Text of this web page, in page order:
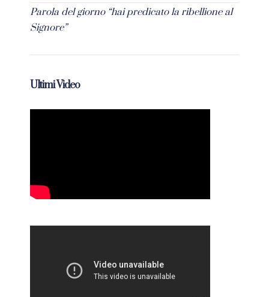
Parola del giorno “hai predicato la ribellione al
Signore”
Ultimi Video